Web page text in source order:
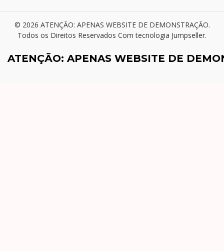
© 2026 ATENÇÃO: APENAS WEBSITE DE DEMONSTRAÇÃO.
Todos os Direitos Reservados Com tecnologia Jumpseller.
ATENÇÃO: APENAS WEBSITE DE